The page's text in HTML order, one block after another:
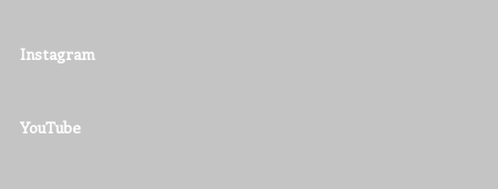
Instagram
YouTube